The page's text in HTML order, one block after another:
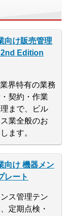
向け販売管理
2nd Edition
界特有の業務
契約・作業
まで、ビル
業全般のお
ます。
向け 機器メン
レート
ス管理テン
定期点検・